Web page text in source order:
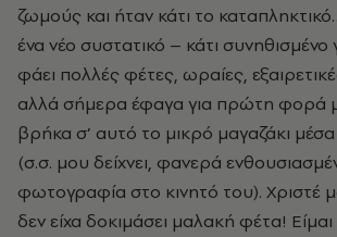
ζωμούς και ήταν κάτι το
ένα νέο συστατικό – κάτι συνηθισμένο
φάει πολλές φέτες, ωραίες,
αλλά σήμερα έφαγα για πρώτη φορά
βρήκα σ’ αυτό το μικρό μαγαζάκι
(σ.σ. μου δείχνει, φανερά
φωτογραφία στο κινητό του). Χριστέ
δεν είχα δοκιμάσει μαλακή φέτα!